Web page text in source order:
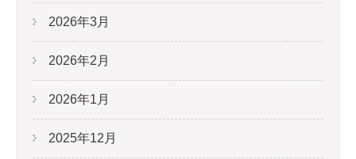
2026年3月
2026年2月
2026年1月
2025年12月